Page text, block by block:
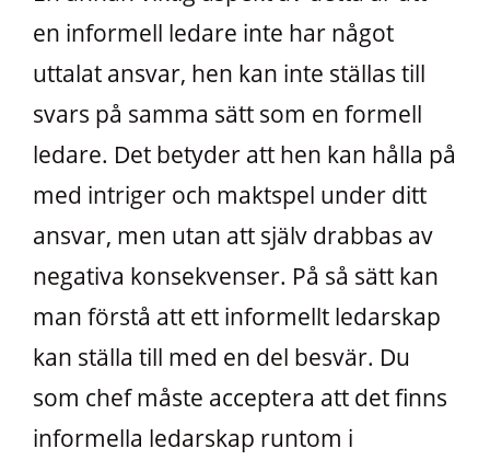
en informell ledare inte har något
uttalat ansvar, hen kan inte ställas till
svars på samma sätt som en formell
ledare. Det betyder att hen kan hålla på
med intriger och maktspel under ditt
ansvar, men utan att själv drabbas av
negativa konsekvenser. På så sätt kan
man förstå att ett informellt ledarskap
kan ställa till med en del besvär. Du
som chef måste acceptera att det finns
informella ledarskap runtom i